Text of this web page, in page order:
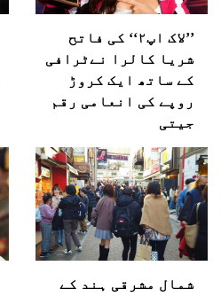
’’لاک اپ۲‘‘ کی فاتح
شریا کالرا نےٹرافی
کے ساتھ ایک کروڑ
روپے کی انعامی رقم
جیتی
شمال مشرقی ہند کے